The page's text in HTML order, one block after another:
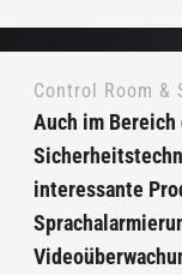
Control Room &
Auch im
interessante